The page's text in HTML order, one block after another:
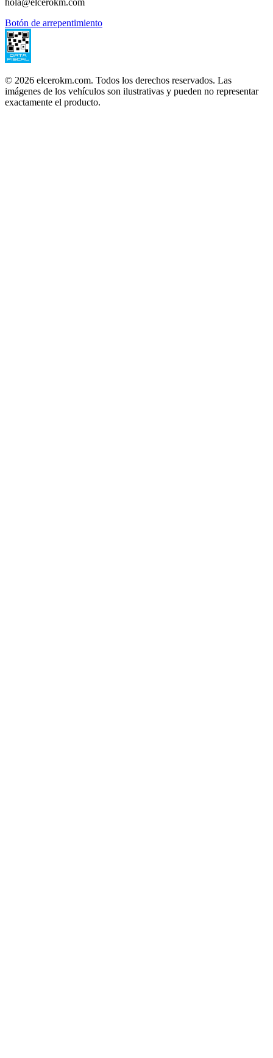
hola@elcerokm.com
Botón de arrepentimiento
© 2026 elcerokm.com. Todos los derechos reservados. Las
imágenes de los vehículos son ilustrativas y pueden no representar
exactamente el producto.